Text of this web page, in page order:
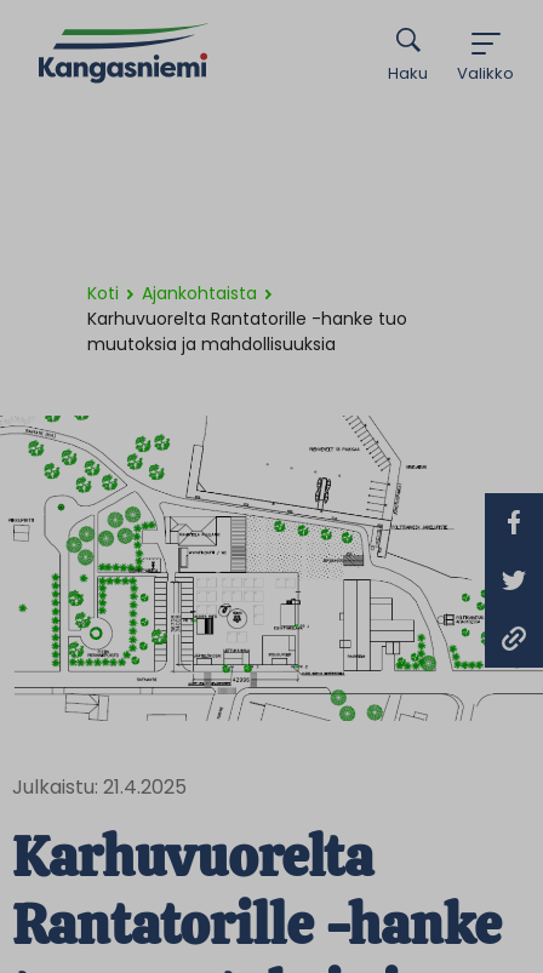
Valikko
Haku
Koti
Ajankohtaista
Karhuvuorelta Rantatorille -hanke tuo
muutoksia ja mahdollisuuksia
Julkaistu: 21.4.2025
Karhuvuorelta
Rantatorille -hanke